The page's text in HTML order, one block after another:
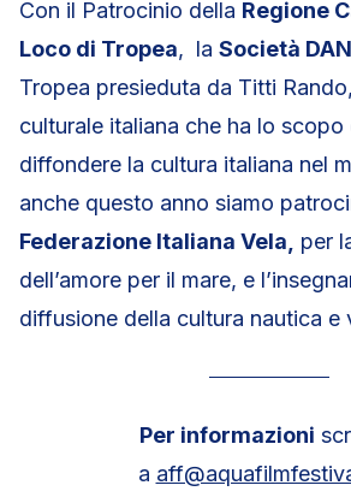
Con il Patrocinio della Regione
Loco di Tropea, la Società
Tropea presieduta da Titti
culturale italiana che ha lo scopo
diffondere la cultura italiana nel
anche questo anno siamo
Federazione Italiana Vela,
per
dell’amore per il mare, e
diffusione della cultura nautica e
Per informazioni
a